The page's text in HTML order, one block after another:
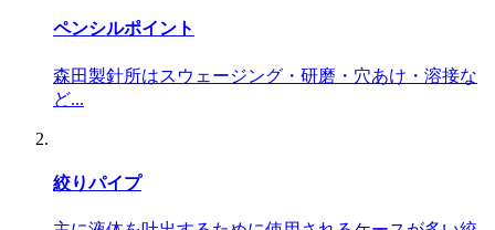
ペンシルポイント
森田製針所はスウェージング・研磨・穴あけ・溶接な
ど...
絞りパイプ